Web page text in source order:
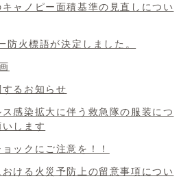
ャノピー面積基準の見直しについ
防火標語が決定しました。
るお知らせ
感染拡大に伴う救急隊の服装につ
します
ックにご注意を！！
ける火災予防上の留意事項につい